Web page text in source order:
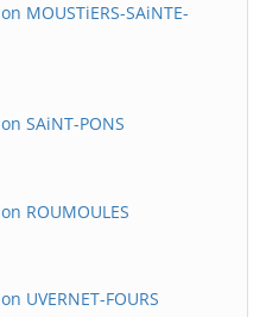
MOUSTiERS-SAiNTE-
SAiNT-PONS
ROUMOULES
UVERNET-FOURS